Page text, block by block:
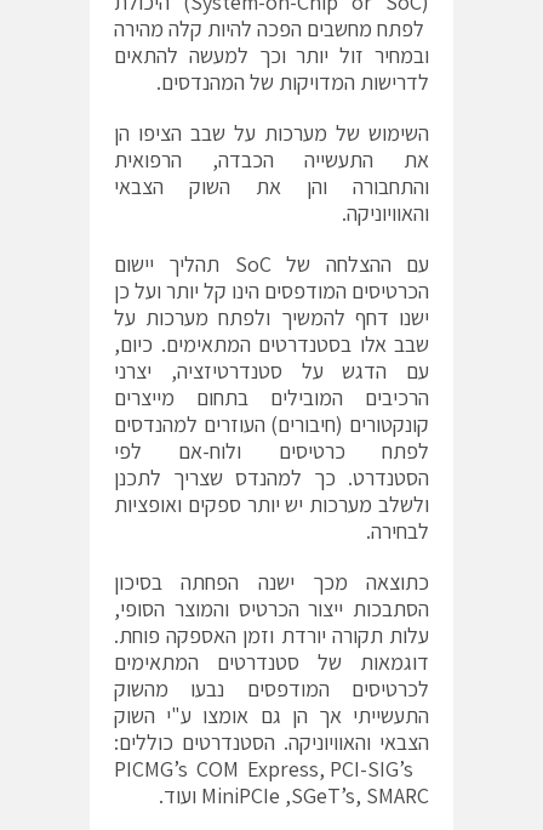
לפתח מחשבים הפכה להיות קלה מהירה
ובמחיר זול יותר וכך למעשה להתאים
לדרישות המדויקות של המהנדסים.
השימוש של מערכות על שבב הציפו הן
את התעשייה הכבדה, הרפואית
והתחבורה והן את השוק הצבאי
והאוויוניקה.
עם ההצלחה של SoC תהליך יישום
הכרטיסים המודפסים הינו קל יותר ועל כן
ישנו דחף להמשיך ולפתח מערכות על
שבב אלו בסטנדרטים המתאימים. כיום,
עם הדגש על סטנדרטיזציה, יצרני
הרכיבים המובילים בתחום מייצרים
קונקטורים (חיבורים) העוזרים למהנדסים
לפתח כרטיסים ולוח-אם לפי
הסטנדרט. כך למהנדס שצריך לתכנן
ולשלב מערכות יש יותר ספקים ואופציות
לבחירה.
כתוצאה מכך ישנה הפחתה בסיכון
הסתבכות ייצור הכרטיס והמוצר הסופי,
עלות תקורה יורדת וזמן האספקה פוחת.
דוגמאות של סטנדרטים המתאימים
לכרטיסים המודפסים נבעו מהשוק
התעשייתי אך הן גם אומצו ע"י השוק
הצבאי והאוויוניקה. הסטנדרטים כוללים:
PICMG’s COM Express, PCI-SIG’s
MiniPCIe ,SGeT’s, SMARC ועוד.